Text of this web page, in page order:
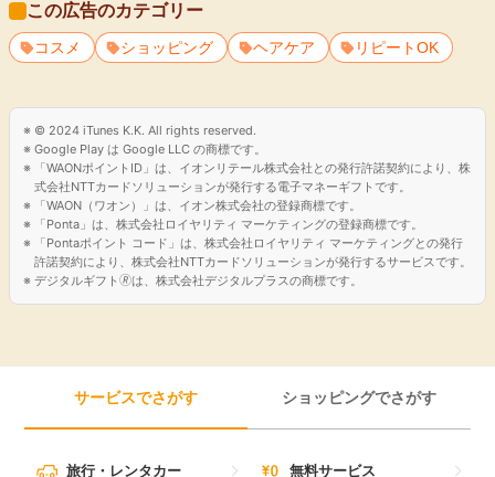
この広告のカテゴリー
コスメ ショッピング ヘアケア リピートOK
© 2024 iTunes K.K. All rights reserved.
Google Play は Google LLC の商標です。
「WAONポイントID」は、イオンリテール株式会社との発行許諾契約により、株
式会社NTTカードソリューションが発行する電子マネーギフトです。
「WAON（ワオン）」は、イオン株式会社の登録商標です。
「Ponta」は、株式会社ロイヤリティ マーケティングの登録商標です。
「Pontaポイント コード」は、株式会社ロイヤリティ マーケティングとの発行
許諾契約により、株式会社NTTカードソリューションが発行するサービスです。
デジタルギフト🄬は、株式会社デジタルプラスの商標です。
サービスでさがす ショッピングでさがす
旅行・レンタカー 無料サービス